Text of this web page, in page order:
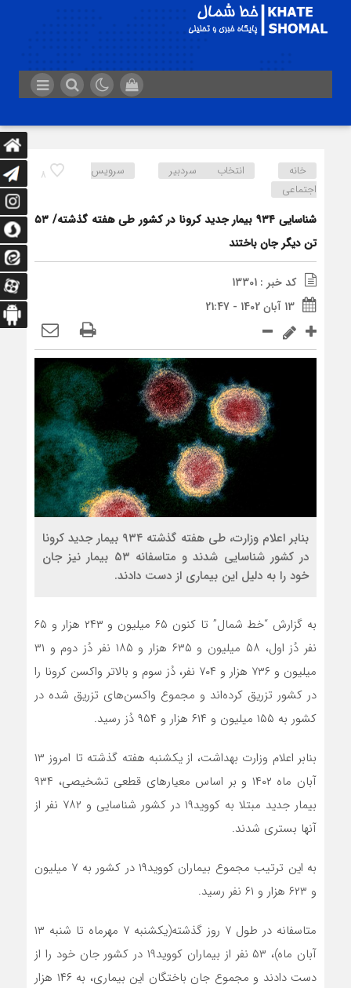
8 خانه انتخاب سردبیر
سرویس
اجتماعی
شناسایی ۹۳۴ بیمار جدید کرونا در کشور طی هفته گذشته/ ۵۳
تن دیگر جان باختند
کد خبر : 13301
13 آبان 1402 - 21:47
بنابر اعلام وزارت، طی هفته گذشته ۹۳۴ بیمار جدید کرونا
در کشور شناسایی شدند و متاسفانه ۵۳ بیمار نیز جان
خود را به دلیل این بیماری از دست دادند.
به گزارش “خط شمال” تا کنون ۶۵ میلیون و ۲۴۳ هزار و ۶۵
نفر دُز اول، ۵۸ میلیون و ۶۳۵ هزار و ۱۸۵ نفر دُز دوم و ۳۱
میلیون و ۷۳۶ هزار و ۷۰۴ نفر، دُز سوم و بالاتر واکسن کرونا را
در کشور تزریق کرده‌اند و مجموع واکسن‌های تزریق شده در
کشور به ۱۵۵ میلیون و ۶۱۴ هزار و ۹۵۴ دُز رسید.
بنابر اعلام وزارت بهداشت، از یکشنبه هفته گذشته تا امروز ۱۳
آبان ماه ۱۴۰۲ و بر اساس معیارهای قطعی تشخیصی، ۹۳۴
بیمار جدید مبتلا به کووید۱۹ در کشور شناسایی و ۷۸۲ نفر از
آنها بستری شدند.
به این ترتیب مجموع بیماران کووید۱۹ در کشور به ۷ میلیون
و ۶۲۳ هزار و ۶۱ نفر رسید.
متاسفانه در طول ۷ روز گذشته(یکشنبه ۷ مهرماه تا شنبه ۱۳
آبان ماه)، ۵۳ نفر از بیماران کووید۱۹ در کشور جان خود را از
دست دادند و مجموع جان باختگان این بیماری، به ۱۴۶ هزار